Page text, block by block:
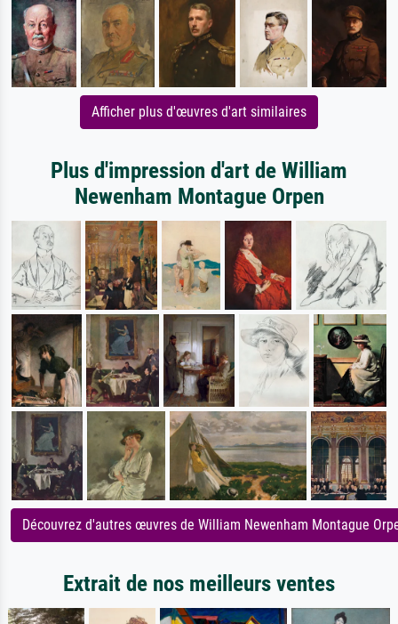
Afficher plus d'œuvres d'art similaires
Plus d'impression d'art de William
Newenham Montague Orpen
Découvrez d'autres œuvres de William Newenham Montague
Extrait de nos meilleurs ventes